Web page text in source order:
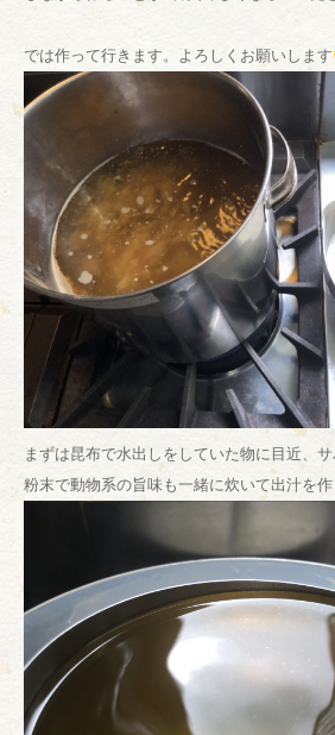
では作って行きます。よろしくお願いします
まずは昆布で水出しをしていた物に目近、
粉末で動物系の旨味も一緒に炊いて出汁を作